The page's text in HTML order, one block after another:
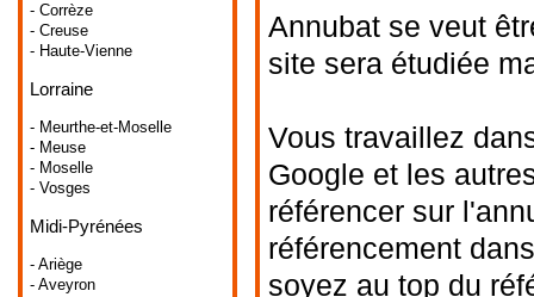
- Corrèze
- Creuse
- Haute-Vienne
Lorraine
- Meurthe-et-Moselle
- Meuse
- Moselle
- Vosges
Midi-Pyrénées
- Ariège
- Aveyron
Annubat se veut
site sera étudiée
Vous travaillez
Google et les
référencer sur
référencement
soyez au top du